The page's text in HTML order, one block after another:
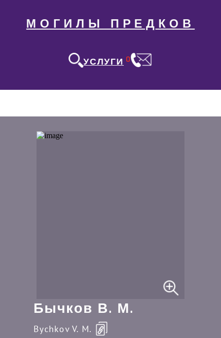
МОГИЛЫ ПРЕДКОВ
УСЛУГИ 0
Бычков В. М.
Bychkov V. M.